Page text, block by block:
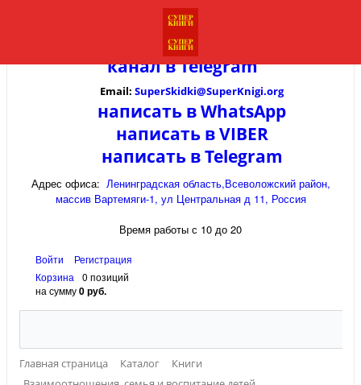
канал вTelegram
Email: SuperSkidki@SuperKnigi.org
написать в WhatsApp
написать в VIBER
написать в Telegram
Адрес офиса: Ленинградская область,Всеволожский район,
массив Вартемяги-1, ул Центральная д 11, Россия
Время работы с 10 до 20
Войти
Регистрация
Корзина
0 позиций
на сумму0 руб.
Главная страница Каталог
Книги